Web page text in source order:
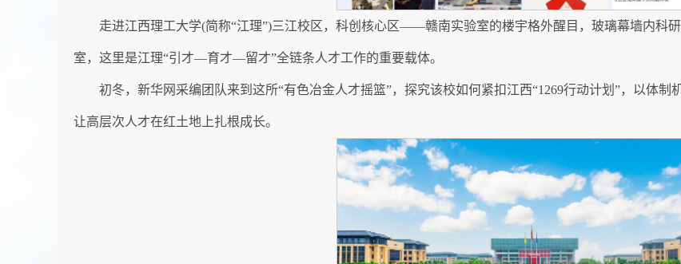
走进江西理工大学(简称“江理”)三江校区，科创核心区——赣南实验室的楼宇格外醒目，玻璃幕墙内科
室，这里是江理“引才—育才—留才”全链条人才工作的重要载体。
初冬，新华网采编团队来到这所“有色冶金人才摇篮”，探究该校如何紧扣江西“1269行动计划”，以体制
让高层次人才在红土地上扎根成长。